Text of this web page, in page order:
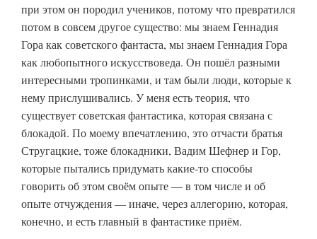
при этом он породил учеников, потому что превратился
потом в совсем другое существо: мы знаем Геннадия
Гора как советского фантаста, мы знаем Геннадия Гора
как любопытного искусствоведа. Он пошёл разными
интересными тропинками, и там были люди, которые к
нему прислушивались. У меня есть теория, что
существует советская фантастика, которая связана с
блокадой. По моему впечатлению, это отчасти братья
Стругацкие, тоже блокадники, Вадим Шефнер и Гор,
которые пытались придумать какие-то способы
говорить об этом своём опыте — в том числе и об
опыте отчуждения — иначе, через аллегорию, которая,
конечно, и есть главный в фантастике приём.